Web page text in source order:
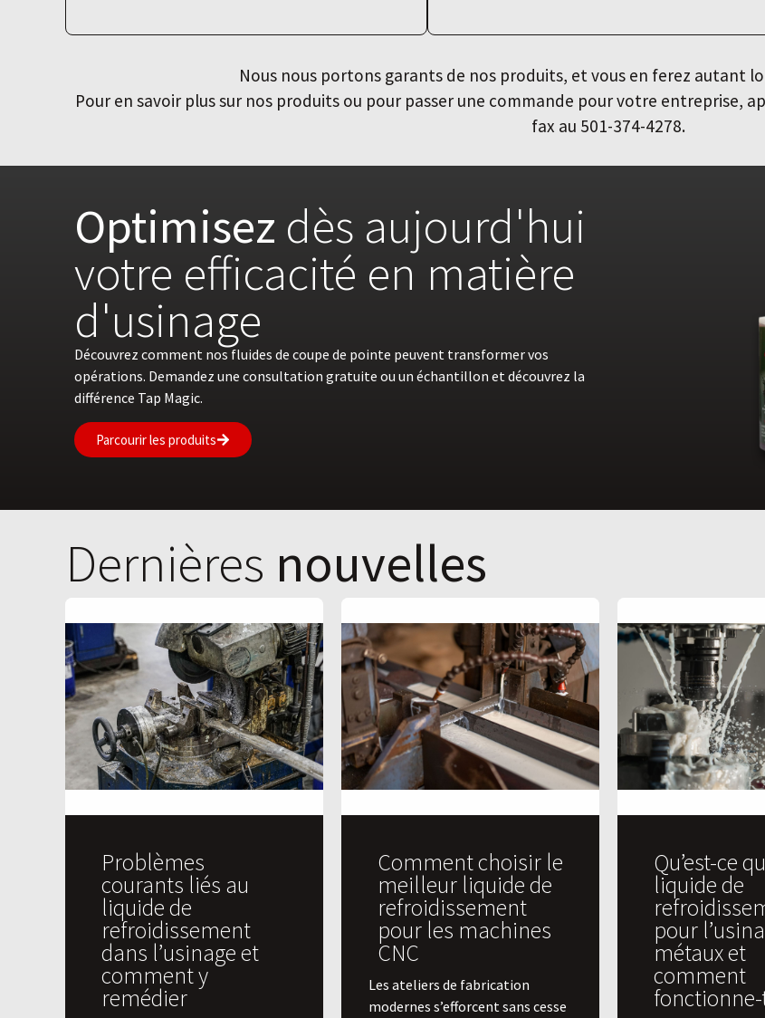
Nous nous portons garants de nos produits, et vous en ferez autant
Pour en savoir plus sur nos produits ou pour passer une commande pour votre entreprise,
fax au 501-374-4278.
Optimisez dès aujourd'hui
votre efficacité en matière
d'usinage
Découvrez comment nos fluides de coupe de pointe peuvent transformer vos
opérations. Demandez une consultation gratuite ou un échantillon et découvrez la
différence Tap Magic.
Parcourir les produits
Dernières nouvelles
Problèmes
courants liés au
liquide de
refroidissement
dans l’usinage et
comment y
remédier
Comment choisir le
meilleur liquide de
refroidissement
pour les machines
CNC
Les ateliers de fabrication
modernes s’efforcent sans cesse
Qu’est-ce
liquide de
pour
métaux et
comment